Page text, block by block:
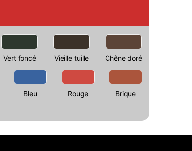
Vert foncé Vieille tuille Chêne doré
Bleu Rouge Brique